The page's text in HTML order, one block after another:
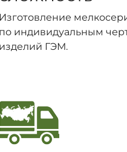
Изготовление
по индивидуальным
изделий ГЭМ.